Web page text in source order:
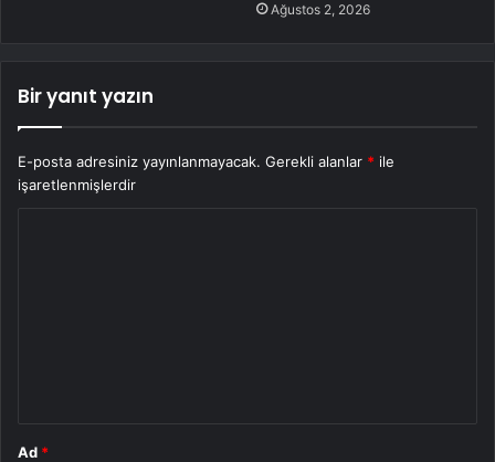
Ağustos 2, 2026
Bir yanıt yazın
E-posta adresiniz yayınlanmayacak. Gerekli alanlar * ile
işaretlenmişlerdir
Ad *